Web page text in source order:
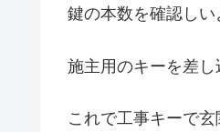
鍵の本数を確認しい
施主用のキーを差
これで工事キーで